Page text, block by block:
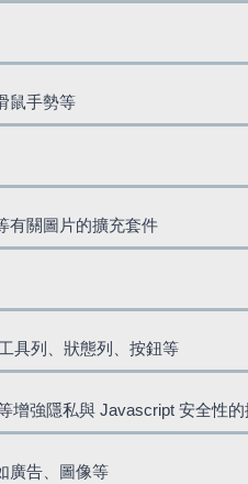
鼠手勢等
有關圖片的擴充套件
具列、狀態列、按鈕等
增強隱私與 Javascript 安全性
廣告、圖像等